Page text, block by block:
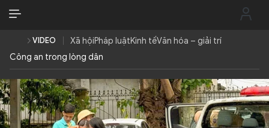
THỜI SỰ
CHỐNG DIỄN BIẾN HÒA BÌNH
VIDEO Xã hộiPháp luậtKinh tếVăn hóa – giải trí
Công an trong lòng dân